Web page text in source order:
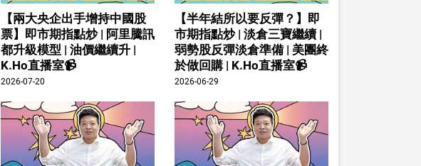
【兩大央企出手增持中國股
票】即市期指點炒 | 阿里騰訊
都升級模型 | 油價繼續升 |
K.Ho直播室📹
2026-07-20
【半年結所以要反彈？】即
市期指點炒 | 淡倉三寶繼續 |
弱勢股反彈淡倉準備 | 美團終
於做回購 | K.Ho直播室📹
2026-06-29